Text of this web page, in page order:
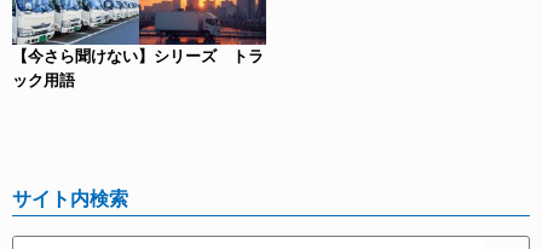
【今さら聞けない】シリーズ トラ
ック用語
サイト内検索